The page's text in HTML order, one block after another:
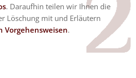
. Daraufhin teilen wir Ihnen die
Löschung mit und Erläutern
Vorgehensweisen.